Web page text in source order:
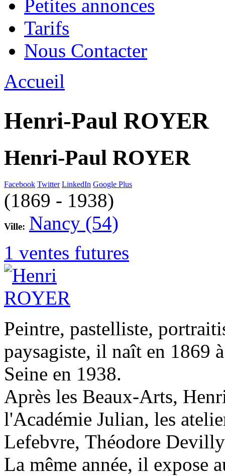
Petites annonces
Tarifs
Nous Contacter
Vous êtes ici
Accueil
Henri-Paul ROYER
Henri-Paul ROYER
Facebook Twitter LinkedIn Google Plus
(1869 - 1938)
Ville: Nancy (54)
1 ventes futures
Peintre, pastelliste,
paysagiste, il naît en 1869
Seine en 1938.
Après les Beaux-Arts,
l'Académie Julian, les
Lefebvre, Théodore
La même année, il expose